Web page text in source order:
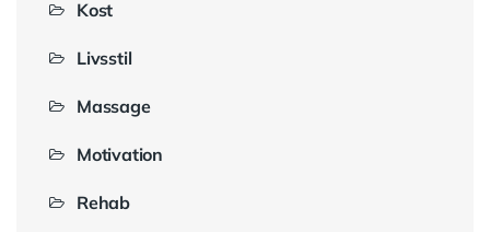
Kost
Livsstil
Massage
Motivation
Rehab